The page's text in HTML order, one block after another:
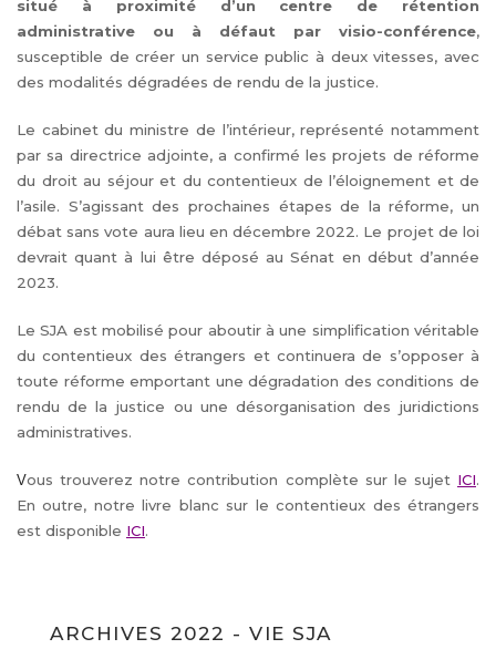
situé à proximité d’un centre de rétention
administrative ou à défaut par visio-conférence,
susceptible de créer un service public à deux vitesses, avec
des modalités dégradées de rendu de la justice.
Le cabinet du ministre de l’intérieur, représenté notamment
par sa directrice adjointe, a confirmé les projets de réforme
du droit au séjour et du contentieux de l’éloignement et de
l’asile. S’agissant des prochaines étapes de la réforme, un
débat sans vote aura lieu en décembre 2022. Le projet de loi
devrait quant à lui être déposé au Sénat en début d’année
2023.
Le SJA est mobilisé pour aboutir à une simplification véritable
du contentieux des étrangers et continuera de s’opposer à
toute réforme emportant une dégradation des conditions de
rendu de la justice ou une désorganisation des juridictions
administratives.
Vous trouverez notre contribution complète sur le sujet ICI.
En outre, notre livre blanc sur le contentieux des étrangers
est disponible ICI.
ARCHIVES 2022 - VIE SJA